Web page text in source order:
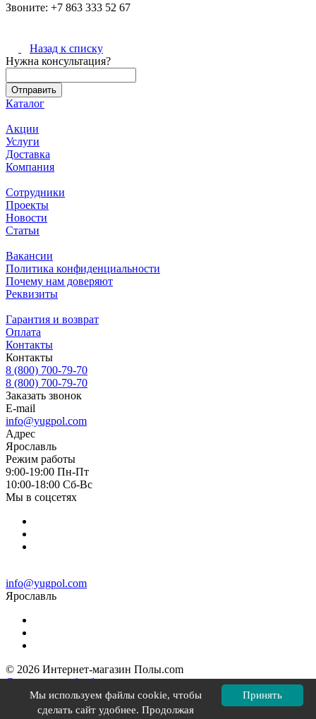
Звоните: +7 863 333 52 67
Назад к списку
Нужна консультация?
Каталог
Акции
Услуги
Доставка
Компания
Сотрудники
Проекты
Новости
Статьи
Вакансии
Политика конфиденциальности
Почему нам доверяют
Реквизиты
Гарантия и возврат
Оплата
Контакты
Контакты
8 (800) 700-79-70
8 (800) 700-79-70
Заказать звонок
E-mail
info@yugpol.com
Адрес
Ярославль
Режим работы
9:00-19:00 Пн-Пт
10:00-18:00 Cб-Вс
Мы в соцсетях
info@yugpol.com
Ярославль
© 2026 Интернет-магазин Полы.com
Согласие на обработку персональных данных
Политика конфиденциальности
Политика в отношении файлов cookie
Принять
Мы используем файлы cookie, чтобы
сделать сайт удобнее. Продолжая